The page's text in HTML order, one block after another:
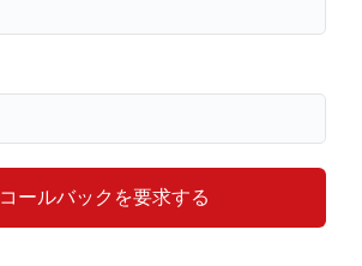
コールバックを要求する